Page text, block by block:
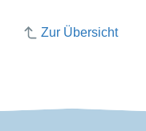
Zur Übersicht